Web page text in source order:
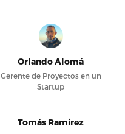
Orlando Alomá
Gerente de Proyectos en un
Startup
Tomás Ramírez